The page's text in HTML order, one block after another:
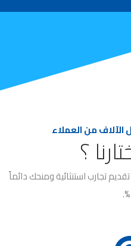
من العملاء
؟
تجارب استنثائية ومنحك دائماً